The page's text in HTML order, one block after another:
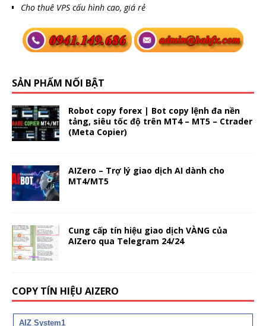
Cho thuê VPS cấu hình cao, giá rẻ
SẢN PHẨM NỔI BẬT
Robot copy forex | Bot copy lệnh đa nền
tảng, siêu tốc độ trên MT4 – MT5 – Ctrader
(Meta Copier)
AIZero – Trợ lý giao dịch AI dành cho
MT4/MT5
Cung cấp tín hiệu giao dịch VÀNG của
AIZero qua Telegram 24/24
COPY TÍN HIỆU AIZERO